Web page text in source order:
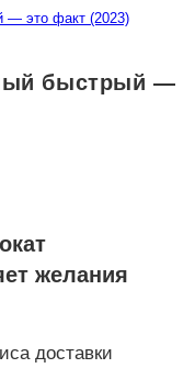
— это факт (2023)
быстрый —
желания
доставки